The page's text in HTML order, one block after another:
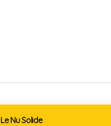
Le Nu Solide